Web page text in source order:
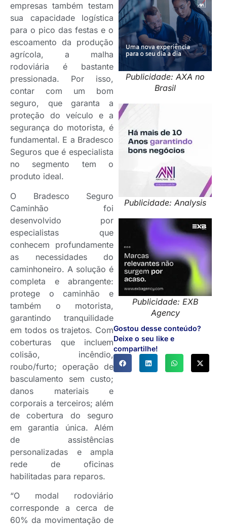
Publicidade: AXA no
Brasil
Publicidade: Analysis
Publicidade: EXB
Agency
Gostou desse conteúdo?
Deixe o seu like e
compartilhe!
empresas também testam
sua capacidade logística
para o pico das festas e o
escoamento da produção
agrícola, a malha
rodoviária é bastante
pressionada. Por isso,
contar com um bom
seguro, que garanta a
proteção do veículo e a
segurança do motorista, é
fundamental. E a Bradesco
Seguros que é especialista
no segmento tem o
produto ideal.
O Bradesco Seguro
Caminhão foi
desenvolvido por
especialistas que
conhecem profundamente
as necessidades do
caminhoneiro. A solução é
completa e abrangente:
protege o caminhão e
também o motorista,
garantindo tranquilidade
em todos os trajetos. Com
coberturas que incluem
colisão, incêndio,
roubo/furto; operação de
basculamento sem custo;
danos materiais e
corporais a terceiros; além
de cobertura do seguro
em garantia única. Além
de assistências
personalizadas e ampla
rede de oficinas
habilitadas para reparos.
“O modal rodoviário
corresponde a cerca de
60% da movimentação de